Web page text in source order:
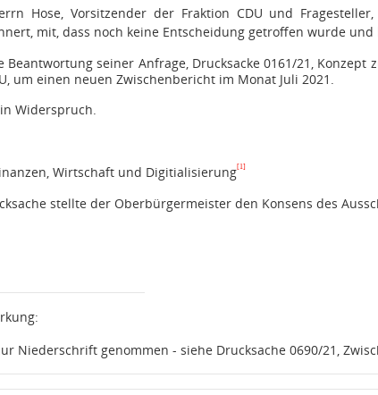
Hose, Vorsitzender der Fraktion CDU und
mit, dass noch keine Entscheidung getroffen wurde
Beantwortung seiner Anfrage, Drucksacke 0161/21,
um einen neuen Zwischenbericht im Monat Juli 2021.
Widerspruch.
Wirtschaft und Digitialisierung[1]
stellte der Oberbürgermeister den Konsens des
Niederschrift genommen - siehe Drucksache 0690/21,